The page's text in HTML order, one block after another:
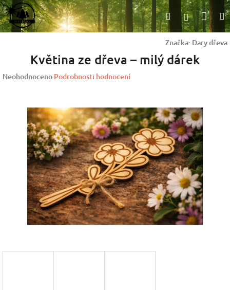
Přejít
na
obsah
HledatPřihlášení
Značka: Dary dřeva
Květina ze dřeva – milý dárek
Průměrné
hvězdiček.
Neohodnoceno Podrobnosti hodnocení